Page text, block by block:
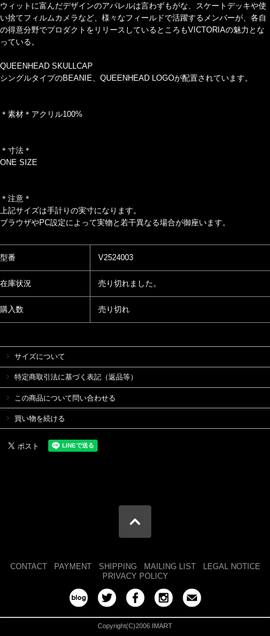
ウィットに富んだデザインのアパレルは言わずもがな、スケートデッキや使
い捨てフィルムカメラなど、様々なフィールドで活躍するメンバーが、各自
の得意分野でプロダクトをリリースしているところもVICTORIAの魅力とな
っている。
QUEENHEAD SKULLCAP
シングルタイプのBEANIE、QUEENHEAD LOGOが配置されています。
＊素材＊アクリル100%
＊寸法＊
ONE SIZE
＊注意＊
上記サイズは手計りの実寸になります。
ブラウザやPC設定によって実物と若干異なる場合が御座います。
型番 V2524003
在庫状況 売り切れました。
購入数 売り切れ
サイズについて
特定商取引法に基づく表記（返品等）
この商品について問い合わせる
買い物を続ける
CONTACT PAYMENT SHIPPING MAILING LIST
LEGAL NOTICE
PRIVACY POLICY
Copyright(C)2006 IMART